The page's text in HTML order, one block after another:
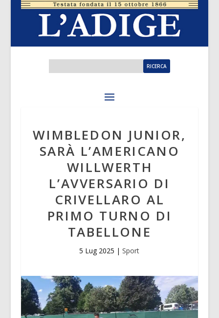
WIMBLEDON JUNIOR,
SARÀ L’AMERICANO
WILLWERTH
L’AVVERSARIO DI
CRIVELLARO AL
PRIMO TURNO DI
TABELLONE
5 Lug 2025 |Sport